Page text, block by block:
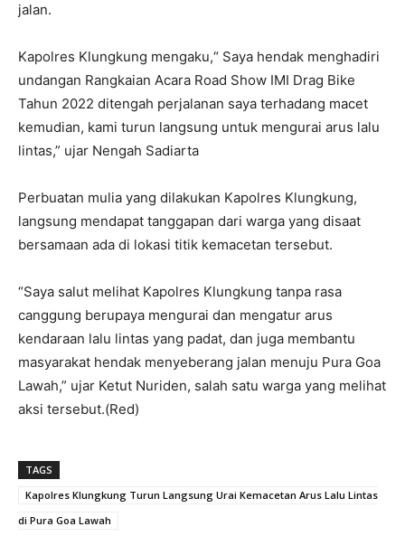
jalan.
Kapolres Klungkung mengaku,“ Saya hendak menghadiri
undangan Rangkaian Acara Road Show IMI Drag Bike
Tahun 2022 ditengah perjalanan saya terhadang macet
kemudian, kami turun langsung untuk mengurai arus lalu
lintas,” ujar Nengah Sadiarta
Perbuatan mulia yang dilakukan Kapolres Klungkung,
langsung mendapat tanggapan dari warga yang disaat
bersamaan ada di lokasi titik kemacetan tersebut.
“Saya salut melihat Kapolres Klungkung tanpa rasa
canggung berupaya mengurai dan mengatur arus
kendaraan lalu lintas yang padat, dan juga membantu
masyarakat hendak menyeberang jalan menuju Pura Goa
Lawah,” ujar Ketut Nuriden, salah satu warga yang melihat
aksi tersebut.(Red)
TAGS
Kapolres Klungkung Turun Langsung Urai Kemacetan Arus Lalu Lintas
di Pura Goa Lawah